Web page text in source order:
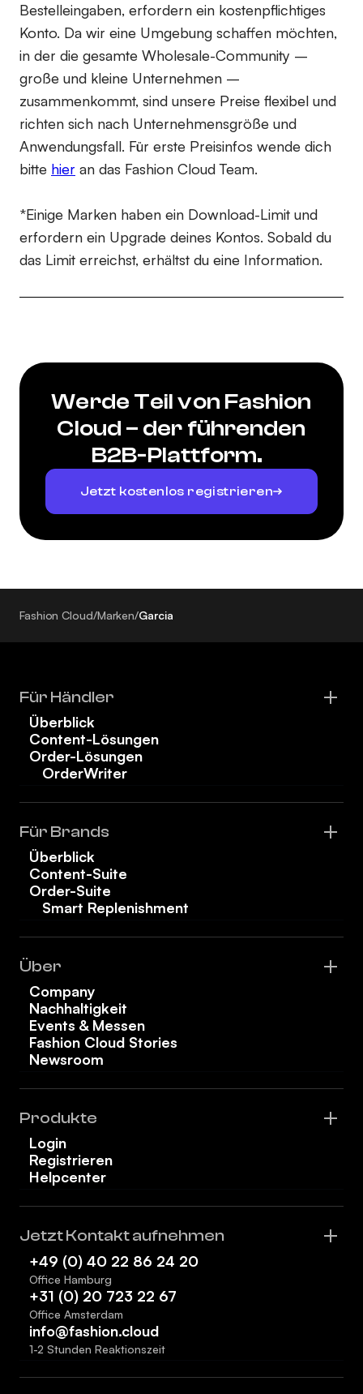
Bestelleingaben, erfordern ein kostenpflichtiges
Konto. Da wir eine Umgebung schaffen möchten,
in der die gesamte Wholesale-Community –
große und kleine Unternehmen –
zusammenkommt, sind unsere Preise flexibel und
richten sich nach Unternehmensgröße und
Anwendungsfall. Für erste Preisinfos wende dich
bitte hier an das Fashion Cloud Team.
*Einige Marken haben ein Download-Limit und
erfordern ein Upgrade deines Kontos. Sobald du
das Limit erreichst, erhältst du eine Information.
Werde Teil von Fashion
Cloud – der führenden
B2B-Plattform.
Jetzt kostenlos registrieren
Fashion Cloud/Marken/Garcia
Für Händler
Überblick
Content-Lösungen
Order-Lösungen
OrderWriter
Für Brands
Überblick
Content-Suite
Order-Suite
Smart Replenishment
Über
Company
Nachhaltigkeit
Events & Messen
Fashion Cloud Stories
Newsroom
Produkte
Login
Registrieren
Helpcenter
Jetzt Kontakt aufnehmen
+49 (0) 40 22 86 24 20
Office Hamburg
+31 (0) 20 723 22 67
Office Amsterdam
info@fashion.cloud
1-2 Stunden Reaktionszeit